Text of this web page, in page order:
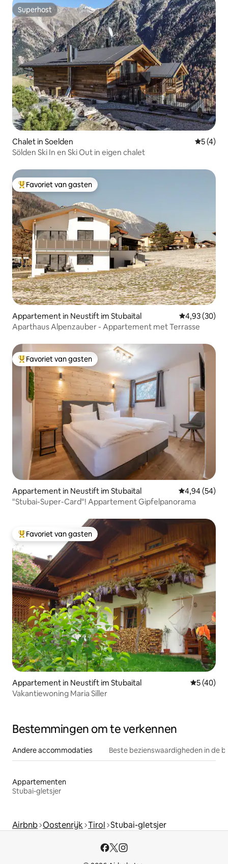
Superhost
Superhost
Chalet in Soelden
5 (4)
Sölden Ski In en Ski Out in eigen chalet
Topfavoriet van gasten
Favoriet van gasten
Appartement in Neustift im Stubaital Gemiddelde
4,93 (30)
Aparthaus Alpenzauber - Appartement met Terrasse
Topfavoriet van gasten
Favoriet van gasten
Appartement in Neustift im Stubaital Gemiddelde
4,94 (54)
"Stubai-Super-Card"! Appartement Gipfelpanorama
Topfavoriet van gasten
Favoriet van gasten
Appartement in Neustift im Stubaital
5 (40)
Vakantiewoning Maria Siller
Bestemmingen om te verkennen
Andere accommodaties Beste bezienswaardigheden in de
Appartementen
Stubai-gletsjer
Airbnb Oostenrijk Tirol Stubai-gletsjer